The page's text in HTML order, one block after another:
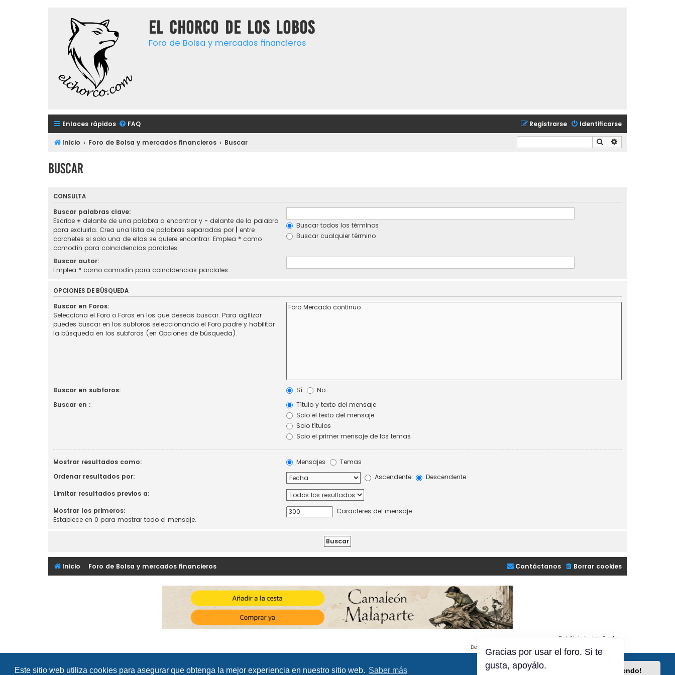
Este sitio web utiliza cookies para asegurar que obtenga la mejor experiencia en nuestro sitio web. Saber más ¡Lo entiendo!
El chorco de los lobos
Foro de Bolsa y mercados financieros
Enlaces rápidos FAQ Identificarse
Registrarse
Inicio Foro de Bolsa y mercados financieros Buscar Buscar
Buscar
CONSULTA
Buscar palabras clave:
Escribe + delante de una palabra a encontrar y - delante de la palabra
para excluirla. Crea una lista de palabras separadas por
entre
corchetes si solo una de ellas se quiere encontrar. Emplea * como
comodín para coincidencias parciales.
Buscar todos los términos
Buscar cualquier término
Buscar autor:
Emplea * como comodín para coincidencias parciales.
OPCIONES DE BÚSQUEDA
Buscar en Foros:
Selecciona el Foro o Foros en los que deseas buscar. Para agilizar
puedes buscar en los subforos seleccionando el Foro padre y habilitar
la búsqueda en los subforos (en Opciones de búsqueda).
Buscar en subforos: Sí
No
Buscar en :
Título y texto del mensaje
Solo el texto del mensaje
Solo títulos
Solo el primer mensaje de los temas
Mostrar resultados como: Mensajes
Temas
Ordenar resultados por:
Ascendente
Descendente
Limitar resultados previos a:
Mostrar los primeros:
Establece en 0 para mostrar todo el mensaje.
Caracteres del mensaje
Inicio Foro de Bolsa y mercados financieros Borrar cookies
Contáctanos
Flat Style by Ian Bradley
Desarrollado por
® Forum Software © phpBB Limited
Traducción al español por phpBB España
Gracias por usar el foro. Si te
gusta, apoyálo.